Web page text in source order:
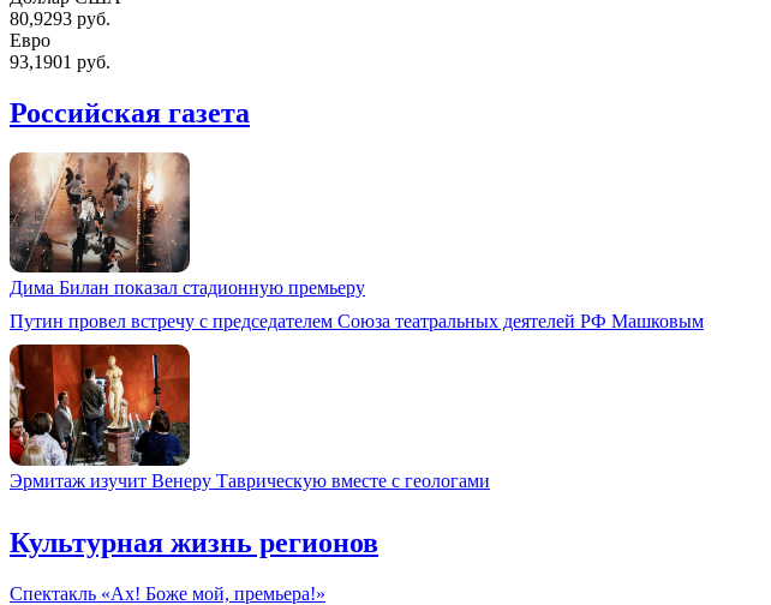
80,9293 руб.
Евро
93,1901 руб.
Российская газета
Дима Билан показал стадионную премьеру
Путин провел встречу с председателем Союза театральных деятелей РФ Машковым
Эрмитаж изучит Венеру Таврическую вместе с геологами
Культурная жизнь регионов
Спектакль «Ах! Боже мой, премьера!»